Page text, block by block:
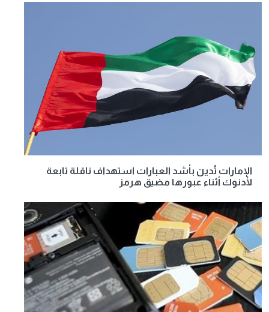
الإمارات تُدين بأشد العبارات استهداف ناقلة تابعة
لأدنوك أثناء عبورها مضيق هرمز